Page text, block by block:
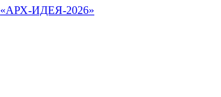
«АРХ-ИДЕЯ-2026»